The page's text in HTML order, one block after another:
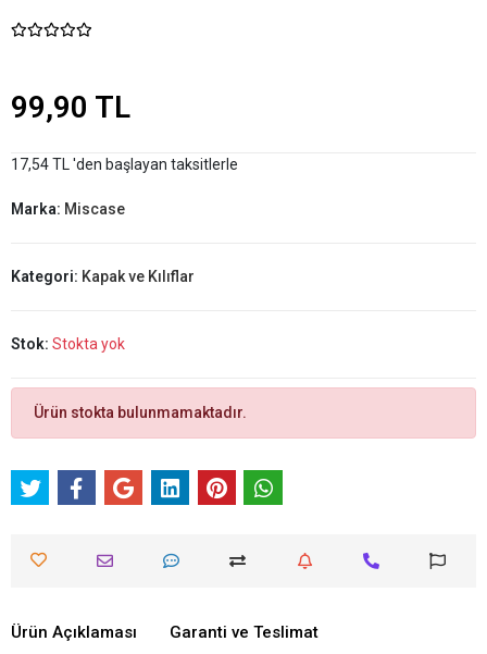
99,90 TL
17,54 TL 'den başlayan taksitlerle
Marka: Miscase
Kategori: Kapak ve Kılıflar
Stok: Stokta yok
Ürün stokta bulunmamaktadır.
Ürün Açıklaması Garanti ve Teslimat